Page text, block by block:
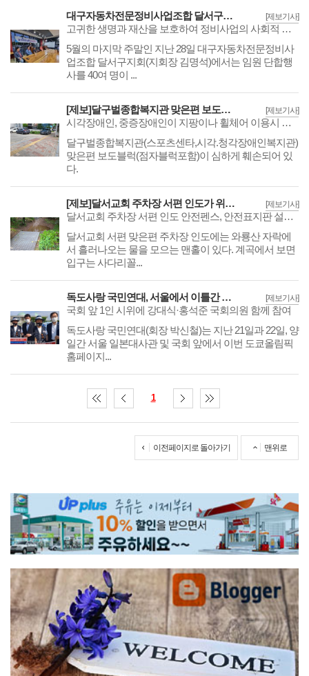
[제보기사]
대구자동차전문정비사업조합 달서구지회 임원 단합행사 개최
고귀한 생명과 재산을 보호하여 정비사업의 사회적 책임을 다한다.
5월의 마지막 주말인 지난 28일 대구자동차전문정비사
업조합 달서구지회(지회장 김명석)에서는 임원 단합행
사를 40여 명이 ...
[제보기사]
[제보]달구벌종합복지관 맞은편 보도블럭 훼손
시각장애인, 중증장애인이 지팡이나 휠체어 이용시 사고 위험 우려, 공공기관 주택가 밀집 보수 및 장기적 대안 필요!
달구벌종합복지관(스포츠센타,시각.청각장애인복지관)
맞은편 보도블럭(점자블럭포함)이 심하게 훼손되어 있
다.
[제보기사]
[제보]달서교회 주차장 서편 인도가 위험위험!
달서교회 주차장 서편 인도 안전펜스, 안전표지판 설치 시급
달서교회 서편 맞은편 주차장 인도에는 와룡산 자락에
서 흘러나오는 물을 모으는 맨홀이 있다. 계곡에서 보면
입구는 사다리꼴...
[제보기사]
독도사랑 국민연대, 서울에서 이틀간 도쿄올림픽 독도 표기 1인규탄시위
국회 앞 1인 시위에 강대식·홍석준 국회의원 함께 참여
독도사랑 국민연대(회장 박신철)는 지난 21일과 22일, 양
일간 서울 일본대사관 및 국회 앞에서 이번 도쿄올림픽
홈페이지...
1
이전페이지로 돌아가기 맨위로